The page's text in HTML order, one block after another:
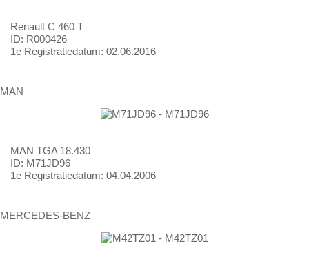
Renault C 460 T
ID: R000426
1e Registratiedatum: 02.06.2016
MAN
MAN TGA 18.430
ID: M71JD96
1e Registratiedatum: 04.04.2006
MERCEDES-BENZ